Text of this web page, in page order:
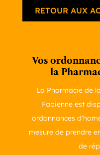
RETOUR AUX
Vos
la
La Pharmacie de
Fabienne est
ordonnances
mesure de prendre
de